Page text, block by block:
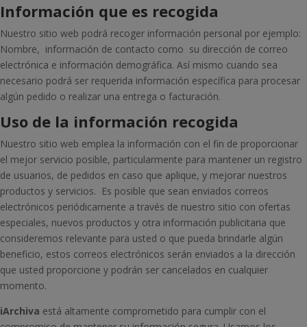
Información que es recogida
Nuestro sitio web podrá recoger información personal por ejemplo:
Nombre, información de contacto como su dirección de correo
electrónica e información demográfica. Así mismo cuando sea
necesario podrá ser requerida información específica para procesar
algún pedido o realizar una entrega o facturación.
Uso de la información recogida
Nuestro sitio web emplea la información con el fin de proporcionar
el mejor servicio posible, particularmente para mantener un registro
de usuarios, de pedidos en caso que aplique, y mejorar nuestros
productos y servicios. Es posible que sean enviados correos
electrónicos periódicamente a través de nuestro sitio con ofertas
especiales, nuevos productos y otra información publicitaria que
consideremos relevante para usted o que pueda brindarle algún
beneficio, estos correos electrónicos serán enviados a la dirección
que usted proporcione y podrán ser cancelados en cualquier
momento.
iArchiva está altamente comprometido para cumplir con el